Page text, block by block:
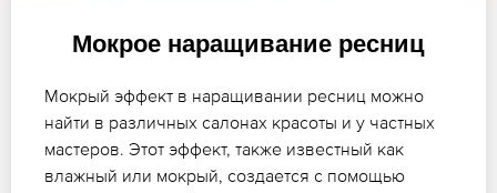
Мокрое наращивание ресниц
Мокрый эффект в наращивании ресниц можно
найти в различных салонах красоты и у частных
мастеров. Этот эффект, также известный как
влажный или мокрый, создается с помощью